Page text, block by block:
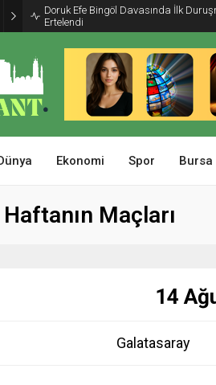
Doruk Efe Bingöl Davasında İlk
Ertelendi
Ekonomi Spor Bursa
Maçları
14
Galatasaray